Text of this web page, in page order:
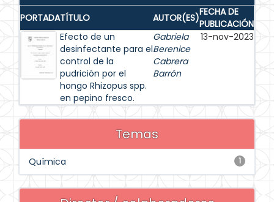
PORTADATÍTULO AUTOR(ES)FECHA DE
PUBLICACIÓN
Efecto de un
desinfectante para el
control de la
pudrición por el
hongo Rhizopus spp.
en pepino fresco.
Gabriela
Berenice
Cabrera
Barrón
13-nov-2023
Temas
1
Química